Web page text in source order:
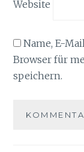
Website
Name, E-
Browser für
speichern.